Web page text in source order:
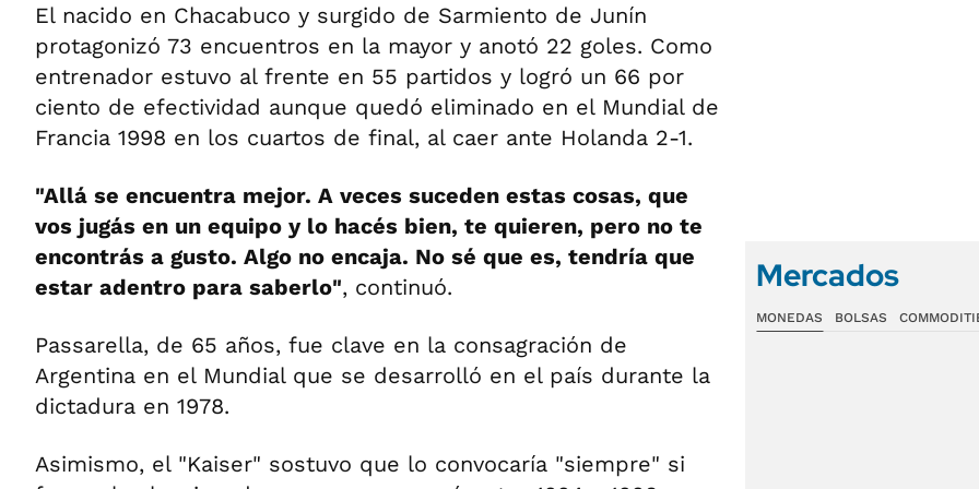
El nacido en Chacabuco y surgido de Sarmiento de Junín
protagonizó 73 encuentros en la mayor y anotó 22 goles. Como
entrenador estuvo al frente en 55 partidos y logró un 66 por
ciento de efectividad aunque quedó eliminado en el Mundial de
Francia 1998 en los cuartos de final, al caer ante Holanda 2-1.
"Allá se encuentra mejor. A veces suceden estas cosas, que
vos jugás en un equipo y lo hacés bien, te quieren, pero no te
encontrás a gusto. Algo no encaja. No sé que es, tendría que
estar adentro para saberlo", continuó.
Passarella, de 65 años, fue clave en la consagración de
Argentina en el Mundial que se desarrolló en el país durante la
dictadura en 1978.
Asimismo, el "Kaiser" sostuvo que lo convocaría "siempre" si
Mercados
MONEDAS BOLSAS